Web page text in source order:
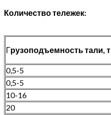
Количество тележек:
Грузоподъемность тали, т
0,5-5
0,5-5
10-16
20